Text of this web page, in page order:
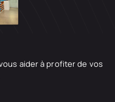
aider à profiter de vos